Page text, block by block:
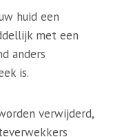
huid een
met een
anders
is.
verwijderd,